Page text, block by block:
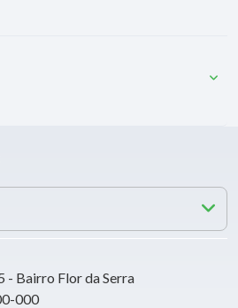
- Bairro Flor da Serra
000